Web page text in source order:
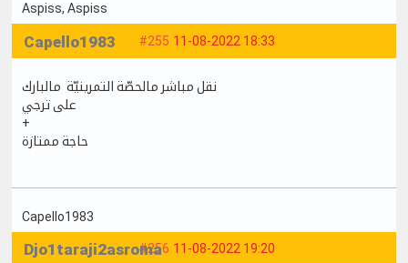
Aspiss, Aspiss
#255 11-08-2022 18:33
Capello1983
نقل مباشر مالحصّة التمرينيّة مالبارك
على ترجي
+
حاجة ممتازة
Capello1983
#256 11-08-2022 19:20
Djo1taraji2asroma